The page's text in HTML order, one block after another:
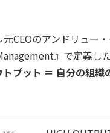
CEOのアンドリュー
』で定義した
プット ＝ 自分の組織